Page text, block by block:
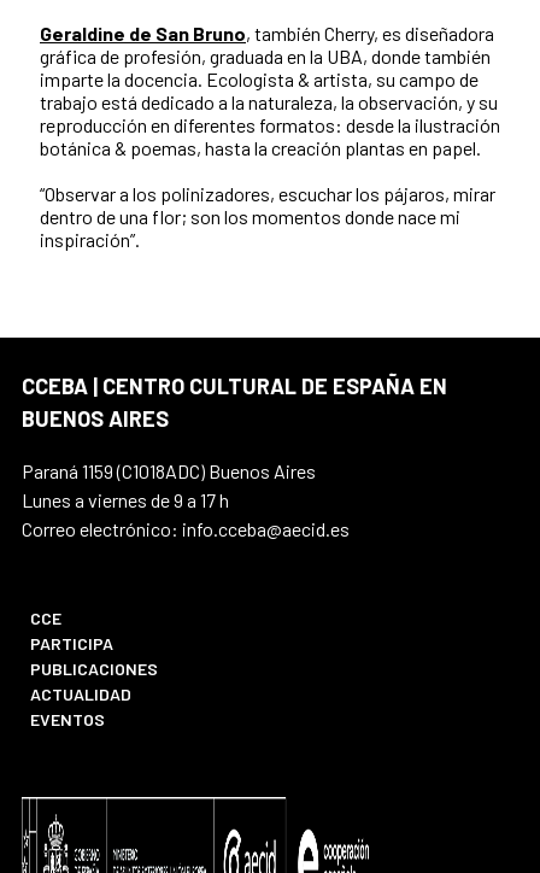
Geraldine de San Bruno, también Cherry, es diseñadora
gráfica de profesión, graduada en la UBA, donde también
imparte la docencia. Ecologista & artista, su campo de
trabajo está dedicado a la naturaleza, la observación, y su
reproducción en diferentes formatos: desde la ilustración
botánica & poemas, hasta la creación plantas en papel.
“Observar a los polinizadores, escuchar los pájaros, mirar
dentro de una flor; son los momentos donde nace mi
inspiración”.
CCEBA | CENTRO CULTURAL DE ESPAÑA EN
BUENOS AIRES
Paraná 1159 (C1018ADC) Buenos Aires
Lunes a viernes de 9 a 17 h
Correo electrónico: info.cceba@aecid.es
CCE
PARTICIPA
PUBLICACIONES
ACTUALIDAD
EVENTOS